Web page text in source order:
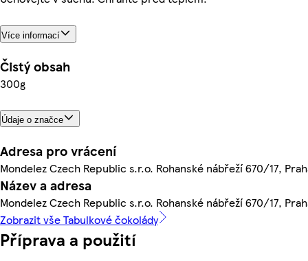
Více informací
Čistý obsah
300g
Údaje o značce
Adresa pro vrácení
Mondelez Czech Republic s.r.o. Rohanské nábřeží 670/17,
Název a adresa
Mondelez Czech Republic s.r.o. Rohanské nábřeží 670/17,
Zobrazit vše Tabulkové čokolády
Příprava a použití